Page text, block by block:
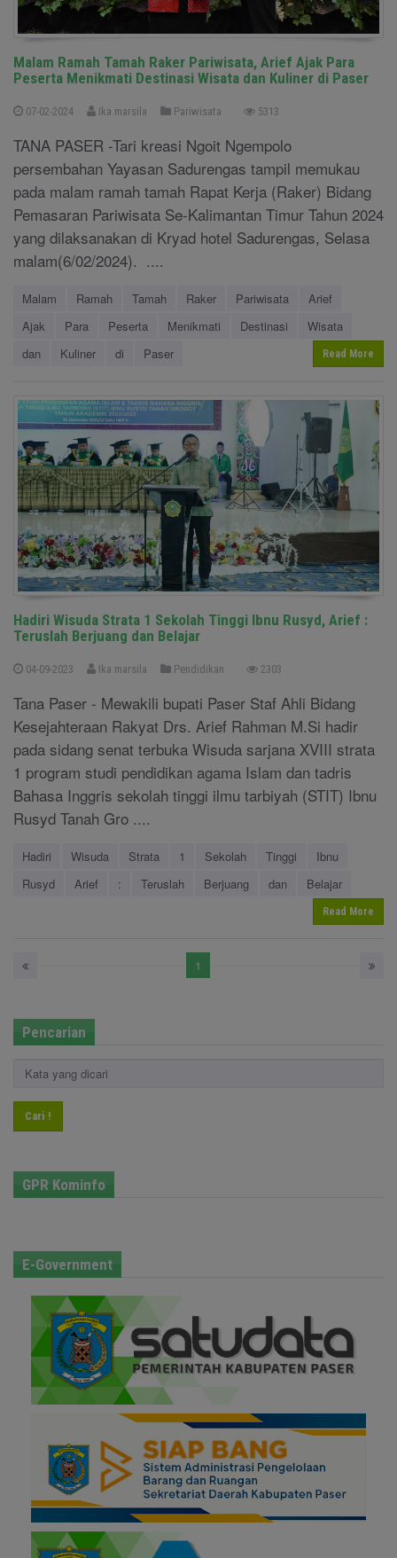
Malam Ramah Tamah Raker Pariwisata, Arief Ajak Para
Peserta Menikmati Destinasi Wisata dan Kuliner di Paser
07-02-2024 Ika marsila Pariwisata 5313
TANA PASER -Tari kreasi Ngoit Ngempolo
persembahan Yayasan Sadurengas tampil memukau
pada malam ramah tamah Rapat Kerja (Raker) Bidang
Pemasaran Pariwisata Se-Kalimantan Timur Tahun 2024
yang dilaksanakan di Kryad hotel Sadurengas, Selasa
malam(6/02/2024). ....
Malam Ramah Tamah Raker Pariwisata
Arief
Ajak
Para Peserta Menikmati Destinasi
Wisata
dan
Kuliner di Paser Read More
Hadiri Wisuda Strata 1 Sekolah Tinggi Ibnu Rusyd, Arief :
Teruslah Berjuang dan Belajar
04-09-2023 Ika marsila Pendidikan 2303
Tana Paser - Mewakili bupati Paser Staf Ahli Bidang
Kesejahteraan Rakyat Drs. Arief Rahman M.Si hadir
pada sidang senat terbuka Wisuda sarjana XVIII strata
1 program studi pendidikan agama Islam dan tadris
Bahasa Inggris sekolah tinggi ilmu tarbiyah (STIT) Ibnu
Rusyd Tanah Gro ....
Hadiri Wisuda Strata 1 Sekolah Tinggi
Ibnu
Rusyd
Arief : Teruslah Berjuang dan Belajar
Read More
1
Pencarian
Cari !
GPR Kominfo
E-Government